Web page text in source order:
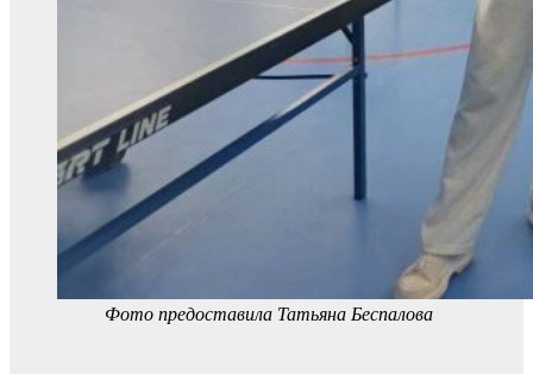
Фото предоставила Татьяна Беспалова